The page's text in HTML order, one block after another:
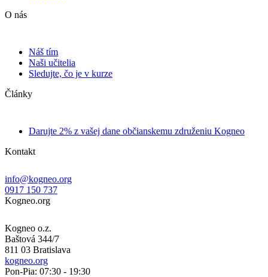
O nás
Náš tím
Naši učitelia
Sledujte, čo je v kurze
Články
Darujte 2% z vašej dane občianskemu združeniu Kogneo
Kontakt
info@kogneo.org
0917 150 737
Kogneo.org
Kogneo o.z.
Baštová 344/7
811 03 Bratislava
kogneo.org
Pon-Pia: 07:30 - 19:30